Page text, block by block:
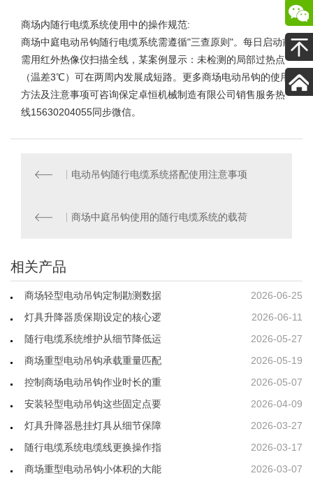
商场内随行电缆系统使用中的操作规范:
商场中庭电动吊钩随行电缆系统需遵循"三查原则"。每日启动前
需用红外热像仪扫描全线，某案例显示：未检测的局部过热点
（温差3℃）可在两周内发展成短路。更多商场电动吊钩的使用
方法及注意事项可咨询保定卓恒机械制造有限公司销售服务热
线15630204055同步微信。
电动吊钩随行电缆系统搭配使用注意事项
商场中庭吊钩使用的随行电缆系统的载荷
相关产品
2026-06-25
商场轻型电动吊钩定制勘测数据
2026-06-11
灯具升降器质保期设定的核心逻
2026-05-27
随行电缆系统维护从细节降低运
2026-05-19
商场重型电动吊钩承载重量匹配
2026-05-07
控制商场电动吊钩作业时长的重
2026-04-09
安装轻型电动吊钩这些固定点要
2026-03-27
灯具升降器悬挂灯具从细节保障
2026-03-17
随行电缆系统电缆线更换操作指
2026-03-07
商场重型电动吊钩小体积的大能